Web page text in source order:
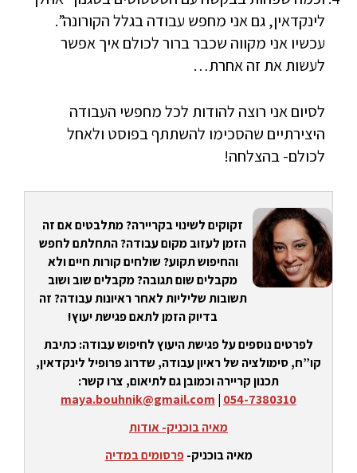
לינקדאין, גם אני מחפש עבודה בגלל הקורונה”.
עכשיו אני מקווה שכבר ברור לכולם איך אפשר
לעשות את זה אחרת…
לסיום אני רוצה להודות לכל מחפשי העבודה
היצירתיים שהסכימו להשתתף בפוסט ולאחל
לכולם- בהצלחה!
זקוקים לשינוי בקריירה? מתלבטים אם זה
הזמן לעזוב מקום עבודה? התחלתם לחפש
והחיפוש תקוע? שולחים קורות חיים ולא
מקבלים שום תגובה? מקבלים שוב ושוב
תשובות שליליות לאחר ראיונות עבודה? זה
בדיוק הזמן לתאם פגישת יעוץ!
לפרטים נוספים על פגישת היעוץ לחיפוש עבודה: כתיבת
קו”ח, סימולציה של ראיון עבודה, שדרוג פרופיל לינקדאין,
תכנון קריירה וכמובן גם לתיאום, צרו קשר:
054-7380310
|
maya.bouhnik@gmail.com
מאיה בוכניק- אודות
מאיה בוכניק-פרסומים במדיה